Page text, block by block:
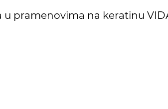
u pramenovima na keratinu